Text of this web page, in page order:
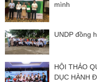
mình
UNDP đồng
HỘI THẢO
DỤC HÀNH